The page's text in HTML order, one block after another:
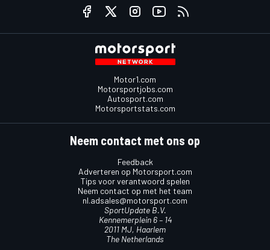
Motor1.com
Motorsportjobs.com
Autosport.com
Motorsportstats.com
Neem contact met ons op
Feedback
Adverteren op Motorsport.com
Tips voor verantwoord spelen
Neem contact op met het team
nl.adsales@motorsport.com
SportUpdate B.V.
Kennemerplein 6 – 14
2011 MJ, Haarlem
The Netherlands